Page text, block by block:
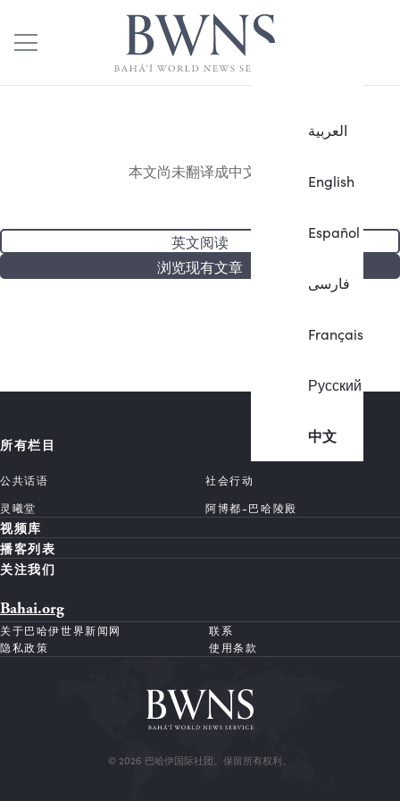
العربية
English
Español
فارسی
Français
Русский
中文
本文尚未翻译成中文。
英文阅读
浏览现有文章
所有栏目
公共话语
社会行动
灵曦堂
阿博都-巴哈陵殿
视频库
播客列表
关注我们
Bahai.org
关于巴哈伊世界新闻网
联系
隐私政策
使用条款
© 2026 巴哈伊国际社团。保留所有权利。